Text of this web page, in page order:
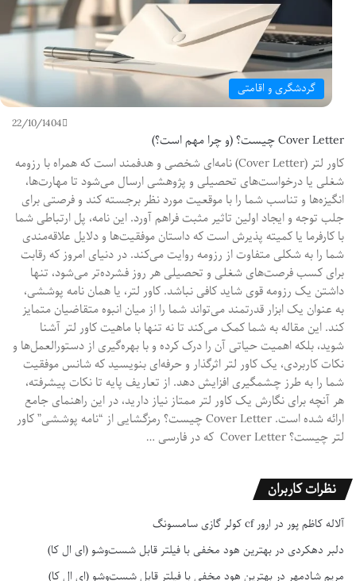
گردشگری و اقامتی
22/10/1404
Cover Letter چیست؟ (و چرا مهم است؟)
کاور لتر (Cover Letter) نامه‌ای شخصی و هدفمند است که همراه با رزومه
شغلی یا درخواست‌های تحصیلی و پژوهشی ارسال می‌شود تا مهارت‌ها،
انگیزه‌ها و تناسب شما را با موقعیت مورد نظر برجسته کند و فرصتی برای
جلب توجه و ایجاد اولین تاثیر مثبت فراهم آورد. این نامه، پل ارتباطی شما
با کارفرما یا کمیته پذیرش است که داستان موفقیت‌ها و دلایل علاقه‌مندی
شما را به شکلی متفاوت از رزومه روایت می‌کند. در دنیای امروز که رقابت
برای کسب فرصت‌های شغلی و تحصیلی هر روز فشرده‌تر می‌شود، تنها
داشتن یک رزومه قوی شاید کافی نباشد. کاور لتر، یا همان نامه پوششی،
به عنوان یک ابزار قدرتمند می‌تواند شما را از میان انبوه متقاضیان متمایز
کند. این مقاله به شما کمک می‌کند تا نه تنها با ماهیت کاور لتر آشنا
شوید، بلکه اهمیت حیاتی آن را درک کرده و با بهره‌گیری از دستورالعمل‌ها و
نکات کاربردی، یک کاور لتر اثرگذار و حرفه‌ای بنویسید که شانس موفقیت
شما را به طرز چشمگیری افزایش دهد. از تعاریف پایه تا نکات پیشرفته،
هر آنچه برای نگارش یک کاور لتر ممتاز نیاز دارید، در این راهنمای جامع
ارائه شده است. Cover Letter چیست؟ رمزگشایی از “نامه پوششی” کاور
لتر چیست؟ Cover Letter که در فارسی …
نظرات کاربران
آلاله کاظم پور در ارور cf کولر گازی سامسونگ
دلبر دهکردی دربهترین هود مخفی با فیلتر قابل شست‌وشو (ای ال کا)
مریم شادمهر در بهترین هود مخفی با فیلتر قابل شست‌وشو (ای ال کا)